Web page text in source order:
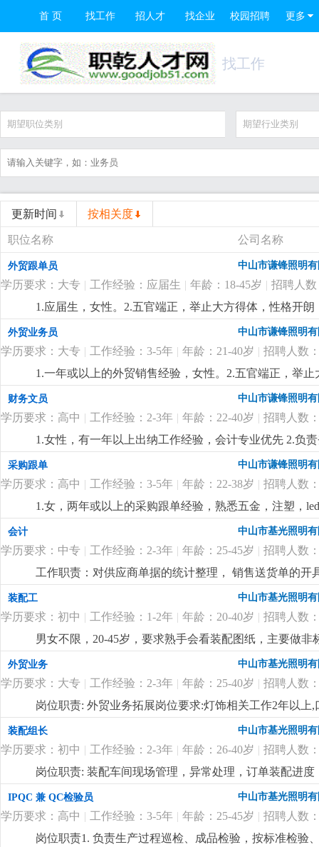
首 页 找工作 招人才 找企业 校园招聘 更多
找工作
期望职位类别 期望行业类别
更新时间 按相关度
职位名称 公司名称
外贸跟单员 中山市谦锋照明
学历要求：大专 | 工作经验：应届生 | 年龄：18-45岁 | 招聘人数
1.应届生，女性。2.五官端正，举止大方得体，性格开
或国贸专业中专或以上学历，英文三级以上，口齿伶俐
用，待遇从优。4.若表现突出，有提升为业务员的机会
外贸业务员 中山市谦锋照明
学历要求：大专 | 工作经验：3-5年 | 年龄：21-40岁 | 招聘人数
1.一年或以上的外贸销售经验，女性。2.五官端正，举
于接受挑战；3.英语或国贸专业大专或以上学历，英文
客户沟通。4.从事led灯饰销售行业者优先，已经录用，
财务文员 中山市谦锋照明
学历要求：高中 | 工作经验：2-3年 | 年龄：22-40岁 | 招聘人数
1.女性，有一年以上出纳工作经验，会计专业优先 2.负
帐；3.支付所有有关现金的业务，工资核算，发放；并
管人事工作（考勤等）3.财务会计专业中专以上学历优
商业照明成本核算经验者优先熟悉商业照明成本核算经
采购跟单 中山市谦锋照明
学历要求：高中 | 工作经验：3-5年 | 年龄：22-38岁 | 招聘人数
1.女，两年或以上的采购跟单经验，熟悉五金，注塑，
的led灯打样流程 2.原料采购跟进，合同制定，供应商
和沟通能力，具有很强的供应商管理和比价议价能力；
从安排，具有良好的团队合作精神，执行力强，工作责
会计 中山市基光照明
学历要求：中专 | 工作经验：2-3年 | 年龄：25-45岁 | 招聘人数
工作职责：对供应商单据的统计整理， 销售送货单的
及归集。更详细...
装配工 中山市基光照明
学历要求：初中 | 工作经验：1-2年 | 年龄：20-40岁 | 招聘人数
男女不限，20-45岁，要求熟手会看装配图纸，主要做
班费1:1, 月休2天，吃住有补贴更详细...
外贸业务 中山市基光照明
学历要求：大专 | 工作经验：2-3年 | 年龄：25-40岁 | 招聘人数
岗位职责: 外贸业务拓展岗位要求:灯饰相关工作2年以
进。岗位待遇:6-12k，单休，提成面议更详细...
装配组长 中山市基光照明
学历要求：初中 | 工作经验：2-3年 | 年龄：26-40岁 | 招聘人数
岗位职责: 装配车间现场管理，异常处理，订单装配进
饰厂管理经验。更详细...
IPQC 兼 QC检验员 中山市基光照明
学历要求：高中 | 工作经验：3-5年 | 年龄：25-45岁 | 招聘人数
岗位职责1. 负责生产过程巡检、成品检验，按标准检验